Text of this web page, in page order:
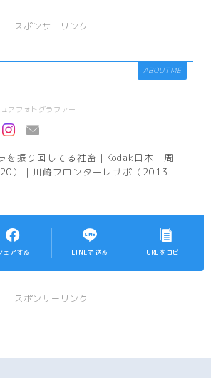
スポンサーリンク
ABOUT ME
アフォトグラファー
を振り回してる社畜｜Kodak日本一周
）｜川崎フロンターレサポ（2013
ェアする LINEで送る URLをコピー
スポンサーリンク